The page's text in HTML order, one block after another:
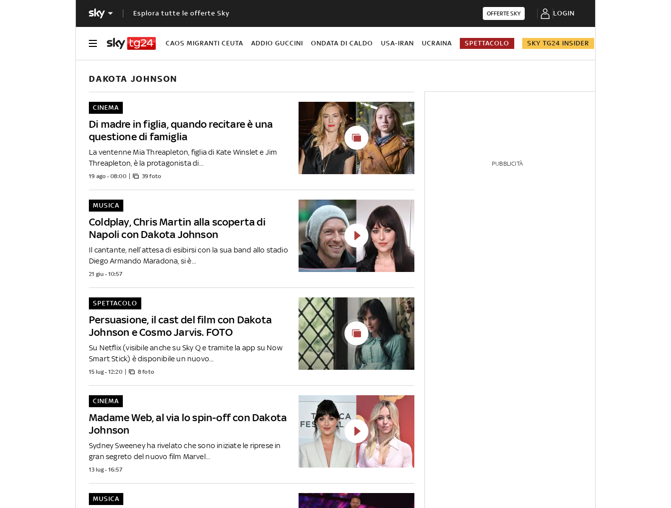
Esplora tutte le offerte Sky OFFERTE SKY LOGIN
CAOS MIGRANTI CEUTA ADDIO GUCCINI ONDATA DI CALDO USA-IRAN UCRAINA SPETTACOLO SKY TG24 INSIDER
DAKOTA JOHNSON
Di madre in figlia, quando recitare è una
questione di famiglia
CINEMA
La ventenne Mia Threapleton, figlia di Kate Winslet e Jim
Threapleton, è la protagonista di...
19 ago - 08:00 39 foto
Coldplay, Chris Martin alla scoperta di
Napoli con Dakota Johnson
MUSICA
Il cantante, nell’attesa di esibirsi con la sua band allo stadio
Diego Armando Maradona, si è...
21 giu - 10:57
Persuasione, il cast del film con Dakota
Johnson e Cosmo Jarvis. FOTO
SPETTACOLO
Su Netflix (visibile anche su Sky Q e tramite la app su Now
Smart Stick) è disponibile un nuovo...
15 lug - 12:20 8 foto
Madame Web, al via lo spin-off con Dakota
Johnson
CINEMA
Sydney Sweeney ha rivelato che sono iniziate le riprese in
gran segreto del nuovo film Marvel...
13 lug - 16:57
MUSICA
PUBBLICITÀ